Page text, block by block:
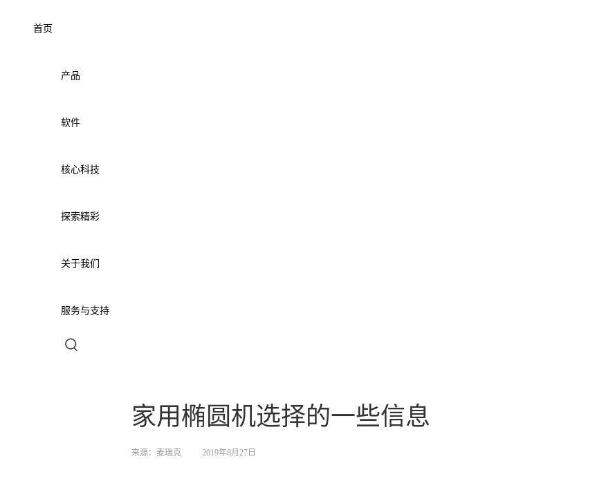
首页
产品
软件
核心科技
探索精彩
关于我们
服务与支持
家用椭圆机选择的一些信息
来源： 麦瑞克 2019年8月27日